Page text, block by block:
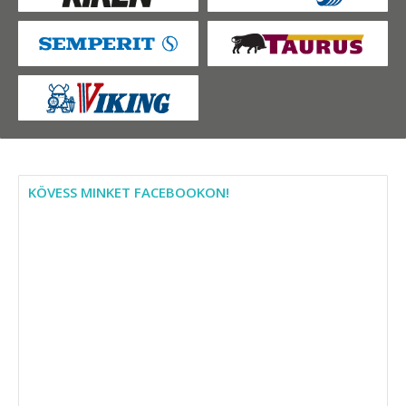
KÖVESS MINKET FACEBOOKON!